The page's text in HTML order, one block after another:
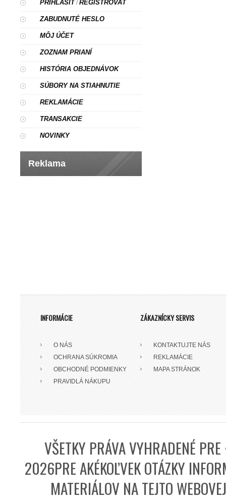
PRIHLÁSIŤ/REGISTROVAŤ
ZABUDNUTÉ HESLO
MÔJ ÚČET
ZOZNAM PRIANÍ
HISTÓRIA OBJEDNÁVOK
SÚBORY NA STIAHNUTIE
REKLAMÁCIE
TRANSAKCIE
NOVINKY
Reklama
INFORMÁCIE
O NÁS
OCHRANA SÚKROMIA
OBCHODNÉ PODMIENKY
PRAVIDLÁ NÁKUPU
ZÁKAZNÍCKY SERVIS
KONTAKTUJTE NÁS
REKLAMÁCIE
MAPA STRÁNOK
VŠETKY PRÁVA VYHRADENÉ
2026PRE AKÉKOĽVEK OTÁZKY
MATERIÁLOV NA TEJTO